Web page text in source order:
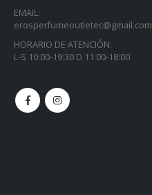
EMAIL:
erosperfumeoutletec@gmail.com
HORARIO DE ATENCIÓN:
L-S 10:00-19:30 D 11:00-18:00